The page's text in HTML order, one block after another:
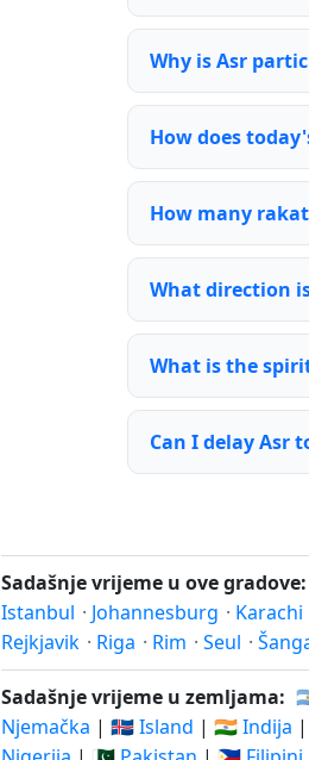
Why is Asr
How does
How many
What direction
What is the
Can I delay Asr
Sadašnje vrijeme u ove gradove:
Istanbul · Johannesburg · Karachi
Rejkjavik · Riga · Rim · Seul ·
Sadašnje vrijeme u zemljama:
Njemačka | 🇮🇸 Island | 🇮🇳 Indija |